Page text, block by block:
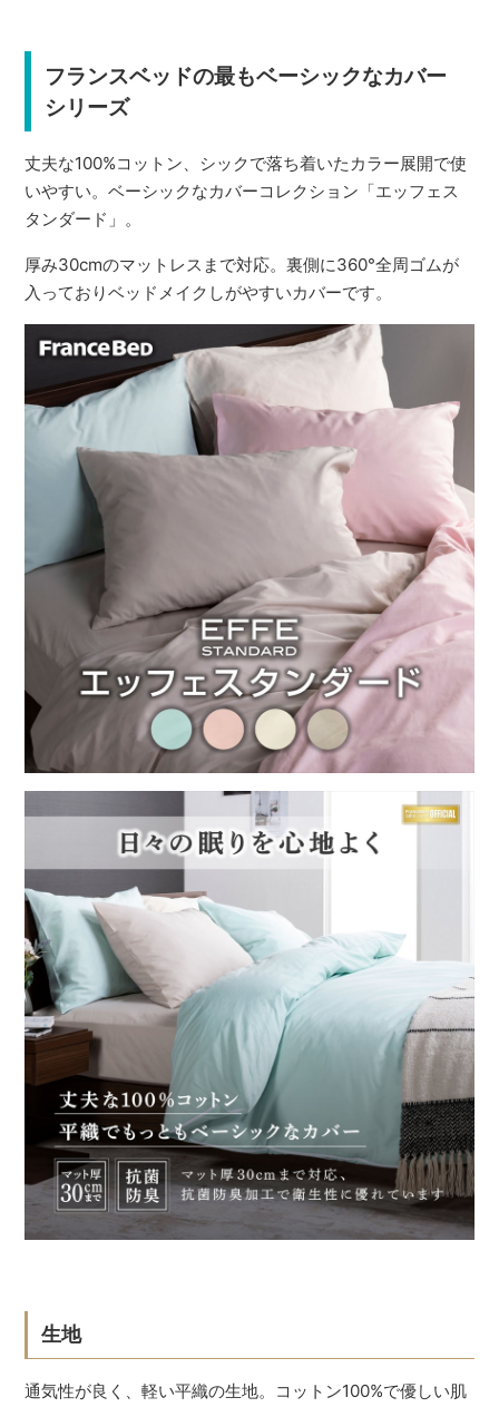
フランスベッドの最もベーシックなカバー
シリーズ
丈夫な100%コットン、シックで落ち着いたカラー展開で使
いやすい。ベーシックなカバーコレクション「エッフェス
タンダード」。
厚み30cmのマットレスまで対応。裏側に360°全周ゴムが
入っておりベッドメイクしがやすいカバーです。
生地
通気性が良く、軽い平織の生地。コットン100%で優しい肌